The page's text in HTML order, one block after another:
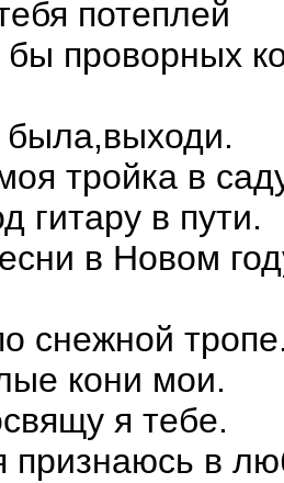
потеплей
бы проворных
тройка в
гитару в пути.
в Новом
снежной
кони мои.
я тебе.
признаюсь в